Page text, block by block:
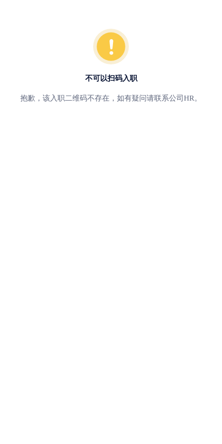
不可以扫码入职
抱歉，该入职二维码不存在，如有疑问请联系公司HR。